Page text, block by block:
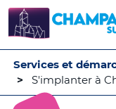
Services et
S'implanter à